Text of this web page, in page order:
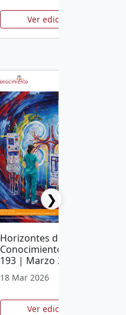
Ver edición
Horizontes del
Conocimiento No.
193 | Marzo 2026
18 Mar 2026
Ver edición
❯